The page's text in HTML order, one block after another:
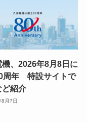
機、2026年8月8日に
周年 特設サイトで
ど紹介
月7日